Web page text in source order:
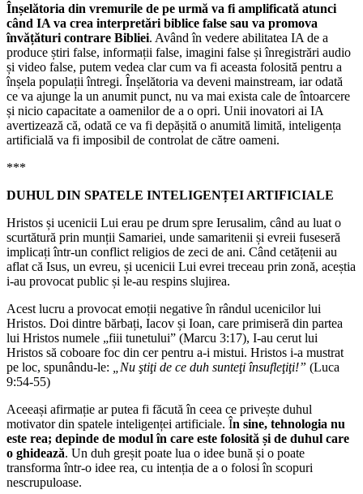
Înșelătoria din vremurile de pe urmă va fi amplificată atunci
când IA va crea interpretări biblice false sau va promova
învățături contrare Bibliei. Având în vedere abilitatea IA de a
produce știri false, informații false, imagini false și înregistrări audio
și video false, putem vedea clar cum va fi aceasta folosită pentru a
înșela populații întregi. Înșelătoria va deveni mainstream, iar odată
ce va ajunge la un anumit punct, nu va mai exista cale de întoarcere
și nicio capacitate a oamenilor de a o opri. Unii inovatori ai IA
avertizează că, odată ce va fi depășită o anumită limită, inteligența
artificială va fi imposibil de controlat de către oameni.
***
DUHUL DIN SPATELE INTELIGENȚEI ARTIFICIALE
Hristos și ucenicii Lui erau pe drum spre Ierusalim, când au luat o
scurtătură prin munții Samariei, unde samaritenii și evreii fuseseră
implicați într-un conflict religios de zeci de ani. Când cetățenii au
aflat că Isus, un evreu, și ucenicii Lui evrei treceau prin zonă, aceștia
i-au provocat public și le-au respins slujirea.
Acest lucru a provocat emoții negative în rândul ucenicilor lui
Hristos. Doi dintre bărbați, Iacov și Ioan, care primiseră din partea
lui Hristos numele „fiii tunetului” (Marcu 3:17), I-au cerut lui
Hristos să coboare foc din cer pentru a-i mistui. Hristos i-a mustrat
pe loc, spunându-le:
„Nu ştiţi de ce duh sunteţi însufleţiţi!” (Luca
9:54-55)
Aceeași afirmație ar putea fi făcută în ceea ce privește duhul
motivator din spatele inteligenței artificiale. În sine, tehnologia nu
este rea; depinde de modul în care este folosită și de duhul care
o ghidează. Un duh greșit poate lua o idee bună și o poate
transforma într-o idee rea, cu intenția de a o folosi în scopuri
nescrupuloase.